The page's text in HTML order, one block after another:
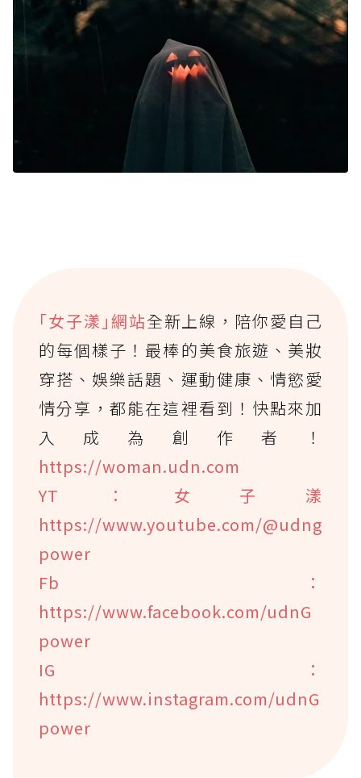
｢女子漾｣網站全新上線，陪你愛自己
的每個樣子！最棒的美食旅遊、美妝
穿搭、娛樂話題、運動健康、情慾愛
情分享，都能在這裡看到！快點來加
入成為創作者！
https://woman.udn.com
YT：女子漾
https://www.youtube.com/@udng
power
Fb：
https://www.facebook.com/udnG
power
IG：
https://www.instagram.com/udnG
power